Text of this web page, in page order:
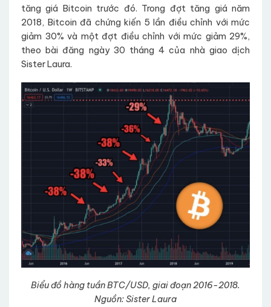
tăng giá Bitcoin trước đó. Trong đợt tăng giá năm
2018, Bitcoin đã chứng kiến 5 lần điều chỉnh với mức
giảm 30% và một đợt điều chỉnh với mức giảm 29%,
theo bài đăng ngày 30 tháng 4 của nhà giao dịch
Sister Laura.
Biểu đồ hàng tuần BTC/USD, giai đoạn 2016-2018.
Nguồn: Sister Laura